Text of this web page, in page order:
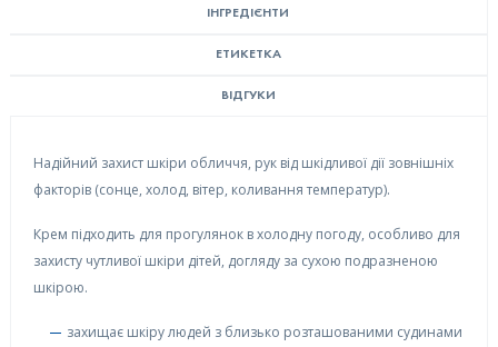
ІНГРЕДІЄНТИ
ЕТИКЕТКА
ВІДГУКИ
Надійний захист шкіри обличчя, рук від шкідливої дії зовнішніх
факторів (сонце, холод, вітер, коливання температур).
Крем підходить для прогулянок в холодну погоду, особливо для
захисту чутливої шкіри дітей, догляду за сухою подразненою
шкірою.
захищає шкіру людей з близько розташованими судинами